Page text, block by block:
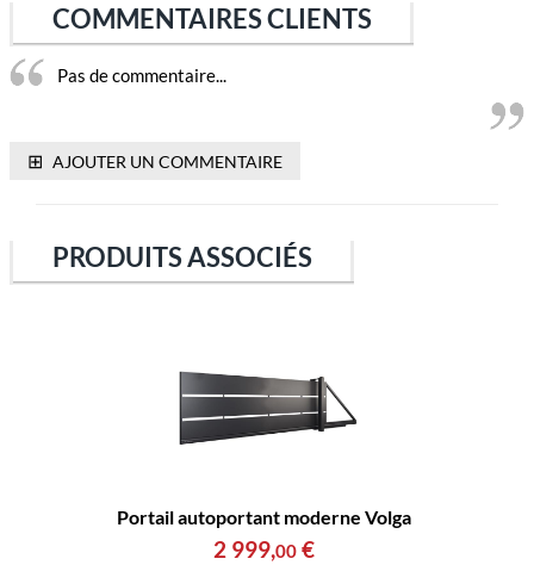
COMMENTAIRES CLIENTS
Pas de commentaire...
⊞ AJOUTER UN COMMENTAIRE
PRODUITS ASSOCIÉS
Portail autoportant moderne Volga
2 999,00 €